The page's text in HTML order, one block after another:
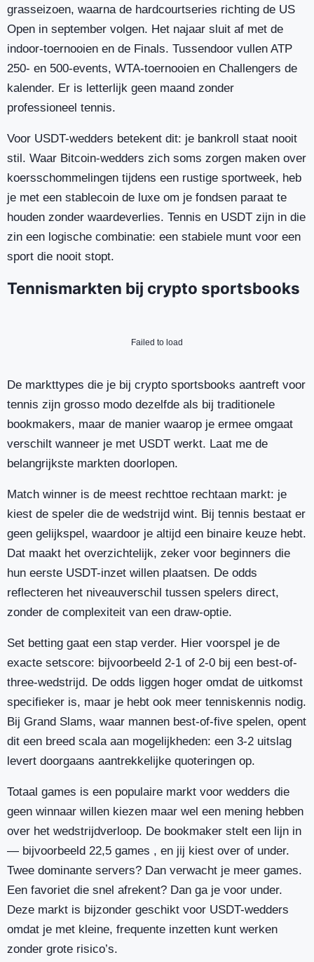
grasseizoen, waarna de hardcourtseries richting de US
Open in september volgen. Het najaar sluit af met de
indoor-toernooien en de Finals. Tussendoor vullen ATP
250- en 500-events, WTA-toernooien en Challengers de
kalender. Er is letterlijk geen maand zonder
professioneel tennis.
Voor USDT-wedders betekent dit: je bankroll staat nooit
stil. Waar Bitcoin-wedders zich soms zorgen maken over
koersschommelingen tijdens een rustige sportweek, heb
je met een stablecoin de luxe om je fondsen paraat te
houden zonder waardeverlies. Tennis en USDT zijn in die
zin een logische combinatie: een stabiele munt voor een
sport die nooit stopt.
Tennismarkten bij crypto sportsbooks
Failed to load
De markttypes die je bij crypto sportsbooks aantreft voor
tennis zijn grosso modo dezelfde als bij traditionele
bookmakers, maar de manier waarop je ermee omgaat
verschilt wanneer je met USDT werkt. Laat me de
belangrijkste markten doorlopen.
Match winner is de meest rechttoe rechtaan markt: je
kiest de speler die de wedstrijd wint. Bij tennis bestaat er
geen gelijkspel, waardoor je altijd een binaire keuze hebt.
Dat maakt het overzichtelijk, zeker voor beginners die
hun eerste USDT-inzet willen plaatsen. De odds
reflecteren het niveauverschil tussen spelers direct,
zonder de complexiteit van een draw-optie.
Set betting gaat een stap verder. Hier voorspel je de
exacte setscore: bijvoorbeeld 2-1 of 2-0 bij een best-of-
three-wedstrijd. De odds liggen hoger omdat de uitkomst
specifieker is, maar je hebt ook meer tenniskennis nodig.
Bij Grand Slams, waar mannen best-of-five spelen, opent
dit een breed scala aan mogelijkheden: een 3-2 uitslag
levert doorgaans aantrekkelijke quoteringen op.
Totaal games is een populaire markt voor wedders die
geen winnaar willen kiezen maar wel een mening hebben
over het wedstrijdverloop. De bookmaker stelt een lijn in
— bijvoorbeeld 22,5 games , en jij kiest over of under.
Twee dominante servers? Dan verwacht je meer games.
Een favoriet die snel afrekent? Dan ga je voor under.
Deze markt is bijzonder geschikt voor USDT-wedders
omdat je met kleine, frequente inzetten kunt werken
zonder grote risico’s.